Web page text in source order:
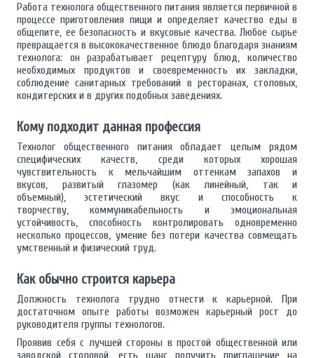
Работа технолога общественного питания является первичной в
процессе приготовления пищи и определяет качество еды в
общепите, ее безопасность и вкусовые качества. Любое сырье
превращается в высококачественное блюдо благодаря знаниям
технолога: он разрабатывает рецептуру блюд, количество
необходимых продуктов и своевременность их закладки,
соблюдение санитарных требований в ресторанах, столовых,
кондитерских и в других подобных заведениях.
Кому подходит данная профессия
Технолог общественного питания обладает целым рядом
специфических качеств, среди которых хорошая
чувствительность к мельчайшим оттенкам запахов и
вкусов, развитый глазомер (как линейный, так и
объемный), эстетический вкус и способность к
творчеству, коммуникабельность и эмоциональная
устойчивость, способность контролировать одновременно
несколько процессов, умение без потери качества совмещать
умственный и физический труд.
Как обычно строится карьера
Должность технолога трудно отнести к карьерной. При
достаточном опыте работы возможен карьерный рост до
руководителя группы технологов.
Проявив себя с лучшей стороны в простой общественной или
заводской столовой, есть шанс получить приглашение на